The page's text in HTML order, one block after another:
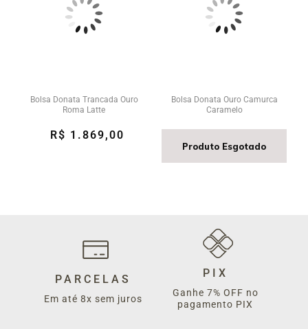
Bolsa Donata Trancada Ouro
Roma Latte
R$ 1.869,00
Bolsa Donata Ouro Camurca
Caramelo
Produto Esgotado
PARCELAS
Em até 8x sem juros
PIX
Ganhe 7% OFF no
pagamento PIX